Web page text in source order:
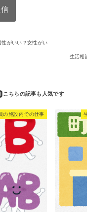
性がいい？女性がい
生活相
の施設内での仕事